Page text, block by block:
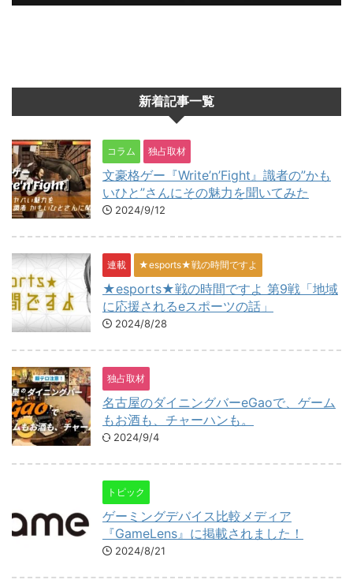
新着記事一覧
コラム 独占取材
文豪格ゲー『Write’n’Fight』識者の”かも
いひと”さんにその魅力を聞いてみた
2024/9/12
連載 ★esports★戦の時間ですよ
★esports★戦の時間ですよ 第9戦「地域
に応援されるeスポーツの話」
2024/8/28
独占取材
名古屋のダイニングバーeGaoで、ゲーム
もお酒も、チャーハンも。
2024/9/4
トピック
ゲーミングデバイス比較メディア
『GameLens』に掲載されました！
2024/8/21